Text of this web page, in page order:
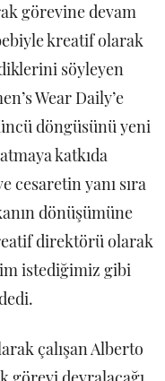
görevine devam
kreatif olarak
söyleyen
Wear Daily’e
döngüsünü yeni
katkıda
cesaretin yanı sıra
dönüşümüne
direktörü olarak
istediğimiz gibi
çalışan Alberto